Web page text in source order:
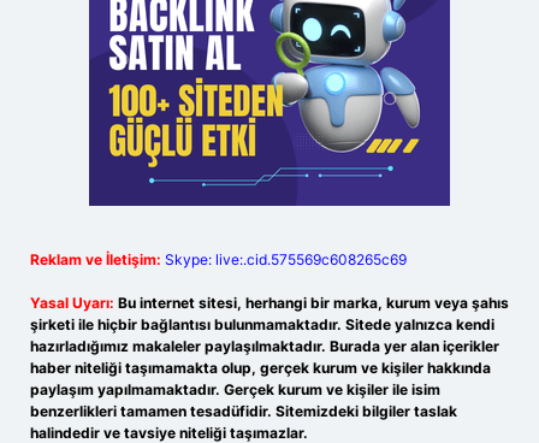
Reklam ve İletişim: Skype: live:.cid.575569c608265c69
Yasal Uyarı: Bu internet sitesi, herhangi bir marka, kurum veya şahıs
şirketi ile hiçbir bağlantısı bulunmamaktadır. Sitede yalnızca kendi
hazırladığımız makaleler paylaşılmaktadır. Burada yer alan içerikler
haber niteliği taşımamakta olup, gerçek kurum ve kişiler hakkında
paylaşım yapılmamaktadır. Gerçek kurum ve kişiler ile isim
benzerlikleri tamamen tesadüfidir. Sitemizdeki bilgiler taslak
halindedir ve tavsiye niteliği taşımazlar.